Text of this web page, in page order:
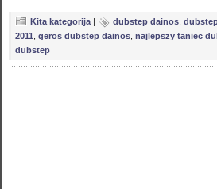
Kita kategorija | dubstep dainos
2011 geros dubstep dainos najlepszy taniec
dubstep